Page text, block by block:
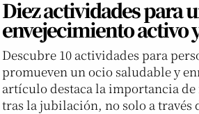
Diez actividades para
envejecimiento activo
Descubre 10 actividades para
promueven un ocio saludable y
artículo destaca la importancia
tras la jubilación, no solo a través